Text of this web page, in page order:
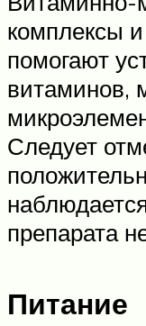
комплексы
помогают
витаминов,
Следует
препарата
Питание